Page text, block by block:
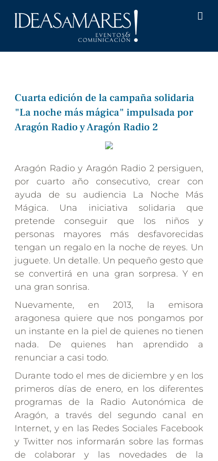
Cuarta edición de la campaña solidaria
"La noche más mágica" impulsada por
Aragón Radio y Aragón Radio 2
Aragón Radio y Aragón Radio 2 persiguen,
por cuarto año consecutivo, crear con
ayuda de su audiencia La Noche Más
Mágica. Una iniciativa solidaria que
pretende conseguir que los niños y
personas mayores más desfavorecidas
tengan un regalo en la noche de reyes. Un
juguete. Un detalle. Un pequeño gesto que
se convertirá en una gran sorpresa. Y en
una gran sonrisa.
Nuevamente, en 2013, la emisora
aragonesa quiere que nos pongamos por
un instante en la piel de quienes no tienen
nada. De quienes han aprendido a
renunciar a casi todo.
Durante todo el mes de diciembre y en los
primeros días de enero, en los diferentes
programas de la Radio Autonómica de
Aragón, a través del segundo canal en
Internet, y en las Redes Sociales Facebook
y Twitter nos informarán sobre las formas
de colaborar y las novedades de la